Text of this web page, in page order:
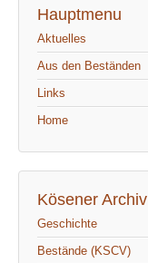
Hauptmenu
Aktuelles
Aus den Beständen
Links
Home
Kösener Archiv
Geschichte
Bestände (KSCV)